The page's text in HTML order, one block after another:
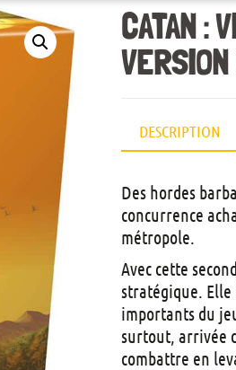
CATAN :
DESCRIPTION
Des hordes
concurrence
métropole.
Avec cette
stratégique.
importants du
surtout, arrivée
combattre en